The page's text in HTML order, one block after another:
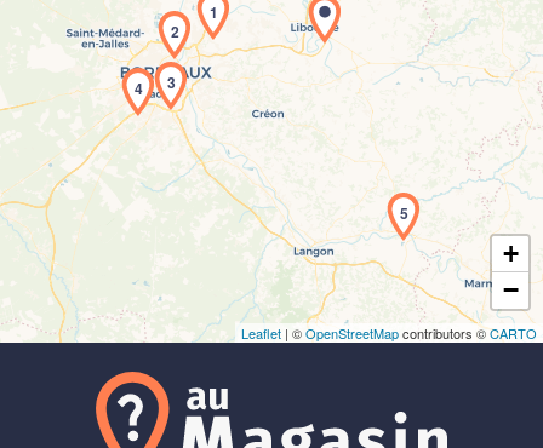
Chargement de la carte en cours...
1
2
3
4
5
+
−
Leaflet | ©OpenStreetMapcontributors ©CARTO